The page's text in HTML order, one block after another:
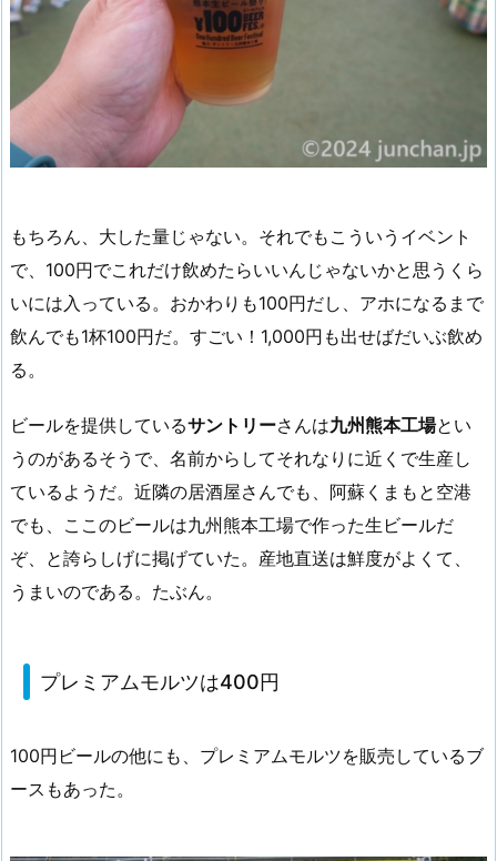
もちろん、大した量じゃない。それでもこういうイベント
で、100円でこれだけ飲めたらいいんじゃないかと思うくら
いには入っている。おかわりも100円だし、アホになるまで
飲んでも1杯100円だ。すごい！1,000円も出せばだいぶ飲め
る。
ビールを提供しているサントリーさんは九州熊本工場とい
うのがあるそうで、名前からしてそれなりに近くで生産し
ているようだ。近隣の居酒屋さんでも、阿蘇くまもと空港
でも、ここのビールは九州熊本工場で作った生ビールだ
ぞ、と誇らしげに掲げていた。産地直送は鮮度がよくて、
うまいのである。たぶん。
プレミアムモルツは400円
100円ビールの他にも、プレミアムモルツを販売しているブ
ースもあった。